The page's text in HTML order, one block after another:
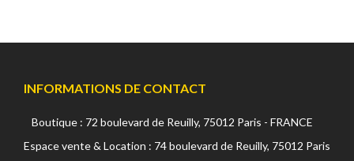
INFORMATIONS DE CONTACT
Boutique : 72 boulevard de Reuilly, 75012 Paris - FRANCE
Espace vente & Location : 74 boulevard de Reuilly, 75012 Paris